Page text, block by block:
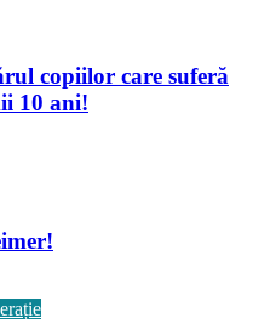
copiilor care suferă
10 ani!